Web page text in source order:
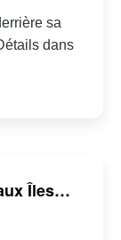
sa
dans
Îles…